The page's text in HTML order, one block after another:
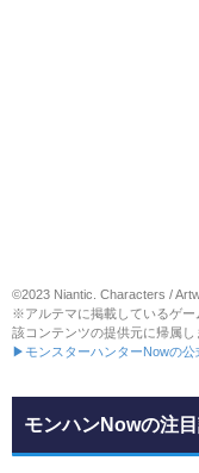
©2023 Niantic. Characters /
※アルテマに掲載しているゲー
該コンテンツの提供元に帰属し
▶モンスターハンターNowの公
モンハンNowの注